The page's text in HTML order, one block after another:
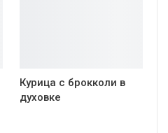
Курица с брокколи в
духовке